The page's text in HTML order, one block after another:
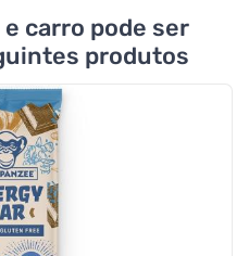
e carro pode ser
produtos